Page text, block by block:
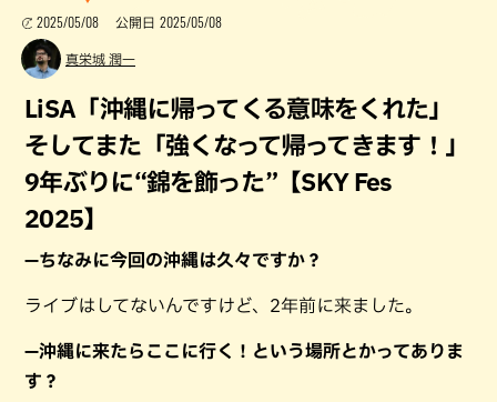
2025/05/08 公開日 2025/05/08
真栄城 潤一
LiSA「沖縄に帰ってくる意味をくれた」
そしてまた「強くなって帰ってきます！」
9年ぶりに“錦を飾った”【SKY Fes
2025】
—ちなみに今回の沖縄は久々ですか？
ライブはしてないんですけど、2年前に来ました。
—沖縄に来たらここに行く！という場所とかってありま
す？